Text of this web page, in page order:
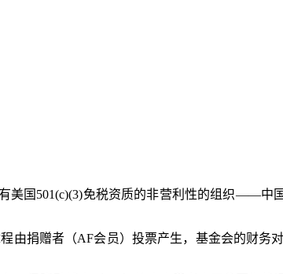
美国 501(c)(3)免税资质的非营利性的组织——中
由捐赠者（AF会员）投票产生，基金会的财务